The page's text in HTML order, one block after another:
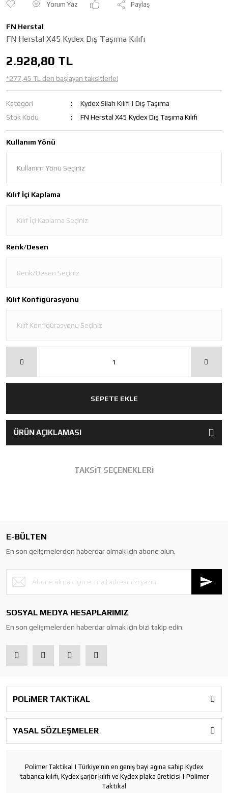
Yorum Yaz Paylaş
FN Herstal
FN Herstal X45 Kydex Dış Taşıma Kılıfı
2.928,80 TL
*277,45 TL den başlayan taksitlerle!
Kategori
Kydex Silah Kılıfı | Dış Taşıma
Stok Kodu
FN Herstal X45 Kydex Dış Taşıma Kılıfı
Kullanım Yönü
Kılıf İçi Kaplama
Renk/Desen
Kılıf Konfigürasyonu
SEPETE EKLE
ÜRÜN AÇIKLAMASI
TAKSİT SEÇENEKLERİ
E-BÜLTEN
En son gelişmelerden haberdar olmak için abone olun.
SOSYAL MEDYA HESAPLARIMIZ
En son gelişmelerden haberdar olmak için bizi takip edin.
POLiMER TAKTiKAL
YASAL SÖZLEŞMELER
Polimer Taktikal | Türkiye'nin en geniş bayi ağına sahip Kydex
tabanca kılıfı, Kydex şarjör kılıfı ve Kydex plaka üreticisi | Polimer
Taktikal